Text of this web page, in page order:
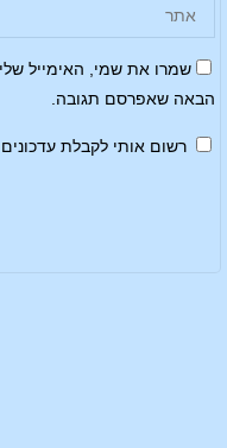
שמרו את שמי, האימייל
הבאה שאפרסם תגובה.
רשום אותי לקבלת עדכונים